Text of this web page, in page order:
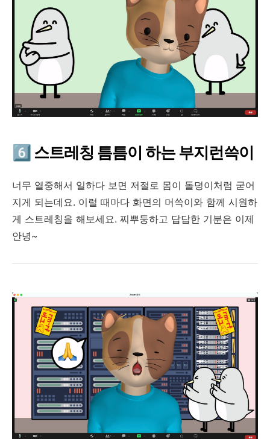
6️⃣ 스트레칭 틈틈이 하는 부지런쓱이
너무 열중해서 일하다 보면 저절로 몸이 돌덩이처럼 굳어
지게 되는데요. 이럴 때마다 화면의 머쓱이와 함께 시원하
게 스트레칭을 해보세요. 찌뿌둥하고 답답한 기분은 이제
안녕~